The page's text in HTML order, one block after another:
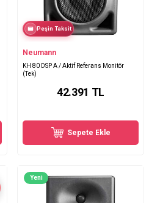
Peşin Taksit
Neumann
KH 80 DSP A / Aktif Referans Monitör
(Tek)
42.391 TL
Sepete Ekle
Yeni